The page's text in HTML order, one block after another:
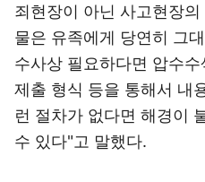
죄현장이 아닌 사고현장
물은 유족에게 당연히 그
수사상 필요하다면 압수
제출 형식 등을 통해서 내
런 절차가 없다면 해경이
수 있다"고 말했다.